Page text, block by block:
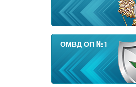
ОМВД ОП №1